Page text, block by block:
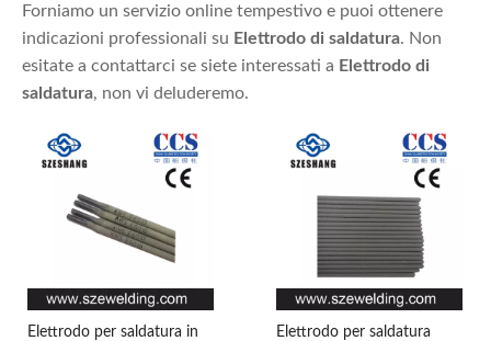
Forniamo un servizio online tempestivo e puoi ottenere
indicazioni professionali su Elettrodo di saldatura. Non
esitate a contattarci se siete interessati a Elettrodo di
saldatura, non vi deluderemo.
Elettrodo per saldatura in
Elettrodo per saldatura